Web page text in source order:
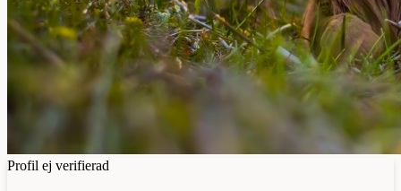
Profil ej verifierad